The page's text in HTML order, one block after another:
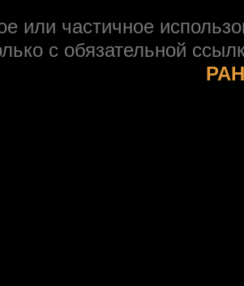
или частичное
с обязательной